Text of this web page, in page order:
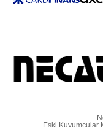
Eski Kuyumcular